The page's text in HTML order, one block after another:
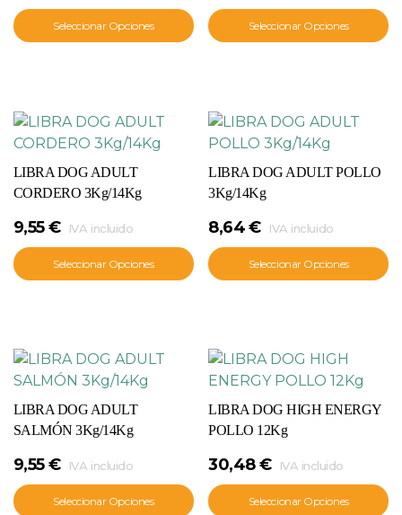
Seleccionar Opciones Seleccionar Opciones
LIBRA DOG ADULT
CORDERO 3Kg/14Kg
9,55€ IVA incluido
Seleccionar Opciones
LIBRA DOG ADULT POLLO
3Kg/14Kg
8,64€ IVA incluido
Seleccionar Opciones
LIBRA DOG ADULT
SALMÓN 3Kg/14Kg
9,55€ IVA incluido
Seleccionar Opciones
LIBRA DOG HIGH ENERGY
POLLO 12Kg
30,48€ IVA incluido
Seleccionar Opciones